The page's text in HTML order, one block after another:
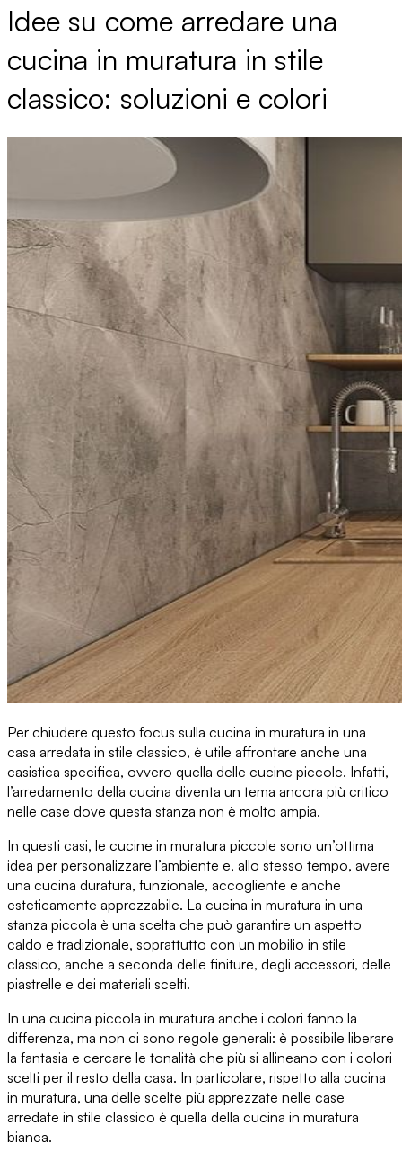
Idee su come arredare una
cucina in muratura in stile
classico: soluzioni e colori
Per chiudere questo focus sulla cucina in muratura in una
casa arredata in stile classico, è utile affrontare anche una
casistica specifica, ovvero quella delle cucine piccole. Infatti,
l’arredamento della cucina diventa un tema ancora più critico
nelle case dove questa stanza non è molto ampia.
In questi casi, le cucine in muratura piccole sono un’ottima
idea per personalizzare l’ambiente e, allo stesso tempo, avere
una cucina duratura, funzionale, accogliente e anche
esteticamente apprezzabile. La cucina in muratura in una
stanza piccola è una scelta che può garantire un aspetto
caldo e tradizionale, soprattutto con un mobilio in stile
classico, anche a seconda delle finiture, degli accessori, delle
piastrelle e dei materiali scelti.
In una cucina piccola in muratura anche i colori fanno la
differenza, ma non ci sono regole generali: è possibile liberare
la fantasia e cercare le tonalità che più si allineano con i colori
scelti per il resto della casa. In particolare, rispetto alla cucina
in muratura, una delle scelte più apprezzate nelle case
arredate in stile classico è quella della cucina in muratura
bianca.